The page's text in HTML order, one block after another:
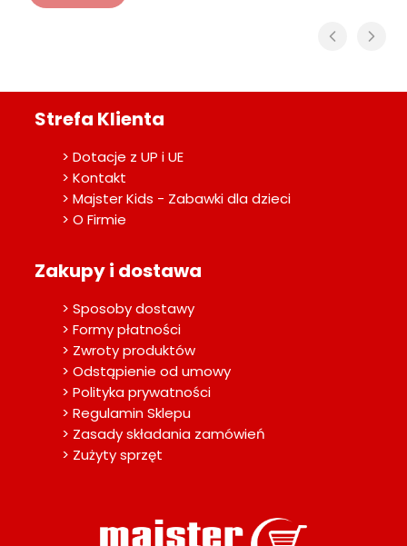
Strefa Klienta
> Dotacje z UP i UE
> Kontakt
> Majster Kids - Zabawki dla dzieci
> O Firmie
Zakupy i dostawa
> Sposoby dostawy
> Formy płatności
> Zwroty produktów
> Odstąpienie od umowy
> Polityka prywatności
> Regulamin Sklepu
> Zasady składania zamówień
> Zużyty sprzęt